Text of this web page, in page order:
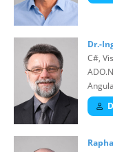
Dr.-
C#,